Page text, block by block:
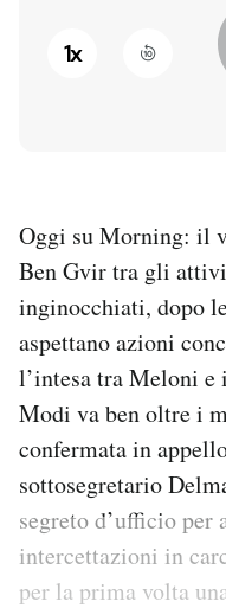
CALENDARIO
AREA PERSONALE
Entra
1x
Oggi su Morning: il
Ben Gvir tra gli
inginocchiati, dopo
aspettano azioni
l’intesa tra Meloni
Modi va ben oltre i
confermata in
sottosegretario
segreto d’ufficio per
intercettazioni in
per la prima volta